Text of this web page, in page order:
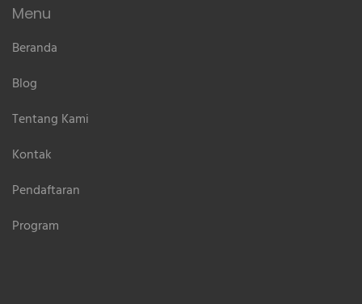
Menu
Beranda
Blog
Tentang Kami
Kontak
Pendaftaran
Program